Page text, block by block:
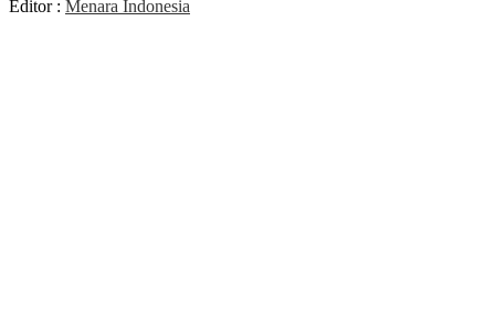
Editor : Menara Indonesia